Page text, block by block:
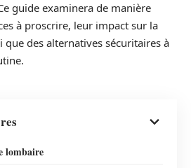
guide examinera de manière
à proscrire, leur impact sur la
des alternatives sécuritaires à
lombaire